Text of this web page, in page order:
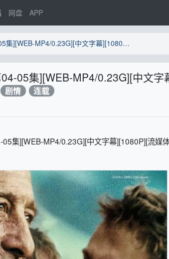
网盘 APP
[BT下载][玩火][第04-05集][WEB-MP4/0.23G][中文字幕][1080P][流媒体][DeePTV]
05集][WEB-MP4/0.23G][中文
剧情 连载
集][WEB-MP4/0.23G][中文字幕][1080P][流媒